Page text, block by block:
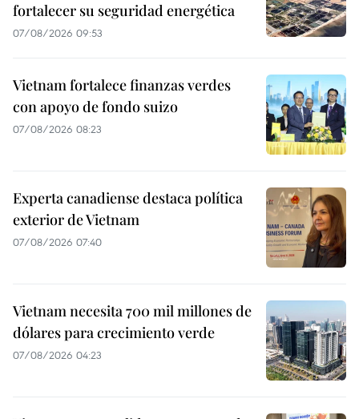
fortalecer su seguridad energética
07/08/2026 09:53
Vietnam fortalece finanzas verdes
con apoyo de fondo suizo
07/08/2026 08:23
Experta canadiense destaca política
exterior de Vietnam
07/08/2026 07:40
Vietnam necesita 700 mil millones de
dólares para crecimiento verde
07/08/2026 04:23